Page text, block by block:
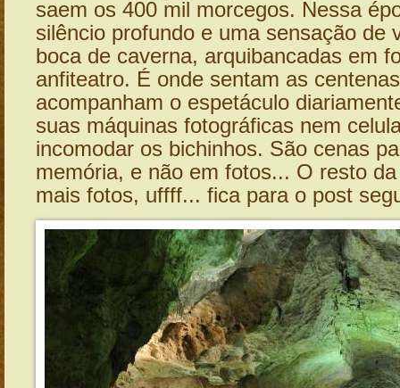
saem os 400 mil morcegos. Nessa
silêncio profundo e uma sensação de
boca de caverna, arquibancadas em
anfiteatro. É onde sentam as
acompanham o espetáculo
suas máquinas fotográficas nem
incomodar os bichinhos. São cenas
memória, e não em fotos... O resto
mais fotos, uffff... fica para o post